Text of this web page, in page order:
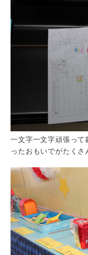
一文字一文字頑張って
ったおもいでがたくさ